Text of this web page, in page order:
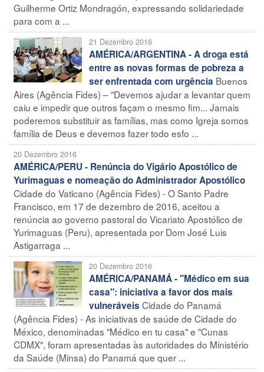
Guilherme Ortiz Mondragón, expressando solidariedade
para com a ...
21 Dezembro 2016
AMÉRICA/ARGENTINA - A droga está
entre as novas formas de pobreza a
ser enfrentada com urgência Buenos
Aires (Agência Fides) – "Devemos ajudar a levantar quem
caiu e impedir que outros façam o mesmo fim... Jamais
poderemos substituir as famílias, mas como Igreja somos
família de Deus e devemos fazer todo esfo ...
20 Dezembro 2016
AMÉRICA/PERU - Renúncia do Vigário Apostólico de
Yurimaguas e nomeação do Administrador Apostólico
Cidade do Vaticano (Agência Fides) - O Santo Padre
Francisco, em 17 de dezembro de 2016, aceitou a
renúncia ao governo pastoral do Vicariato Apostólico de
Yurimaguas (Peru), apresentada por Dom José Luis
Astigarraga ...
20 Dezembro 2016
AMÉRICA/PANAMÁ - "Médico em sua
casa": iniciativa a favor dos mais
vulneráveis Cidade do Panamá
(Agência Fides) - As iniciativas de saúde de Cidade do
México, denominadas "Médico en tu casa" e "Cunas
CDMX", foram apresentadas às autoridades do Ministério
da Saúde (Minsa) do Panamá que quer ...